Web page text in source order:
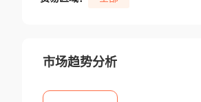
市场趋势分析